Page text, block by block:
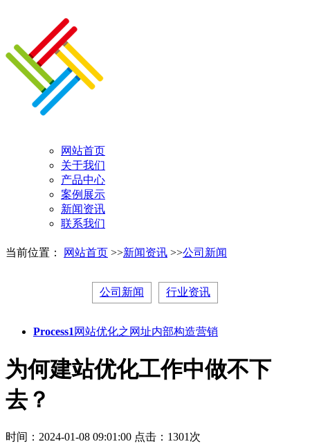
网站首页
关于我们
产品中心
案例展示
新闻资讯
联系我们
当前位置： 网站首页 >>新闻资讯 >>公司新闻
公司新闻 行业资讯
Process1 网站优化之网址内部构造营销
为何建站优化工作中做不下
去？
时间：2024-01-08 09:01:00 点击：1301次